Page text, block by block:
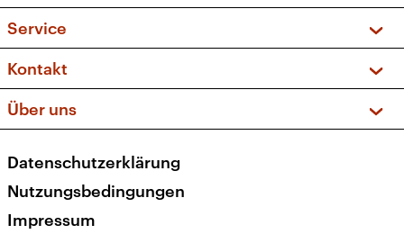
Sendungen und Podcasts
Musikliste
Kakadu – Das Kinderprogramm
Frequenzen (UKW + DAB+)
Service
FAQ
Apps
Newsletter
Veranstaltungen
Kontakt
Social Media
Über uns
Presse
Karriere
Transparenz
Datenschutzerklärung
Nutzungsbedingungen
Impressum